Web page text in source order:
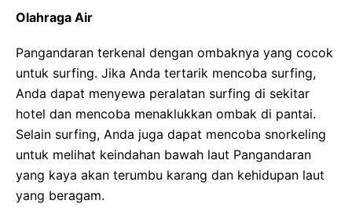
Olahraga Air
Pangandaran terkenal dengan ombaknya yang cocok
untuk surfing. Jika Anda tertarik mencoba surfing,
Anda dapat menyewa peralatan surfing di sekitar
hotel dan mencoba menaklukkan ombak di pantai.
Selain surfing, Anda juga dapat mencoba snorkeling
untuk melihat keindahan bawah laut Pangandaran
yang kaya akan terumbu karang dan kehidupan laut
yang beragam.